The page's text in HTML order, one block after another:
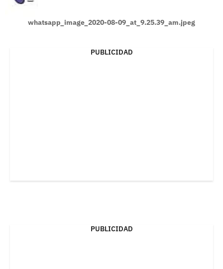
whatsapp_image_2020-08-09_at_9.25.39_am.jpeg
PUBLICIDAD
PUBLICIDAD